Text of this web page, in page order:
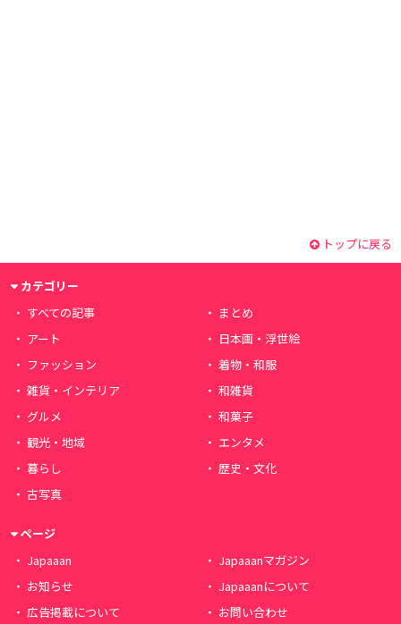
トップに戻る
カテゴリー
すべての記事
まとめ
アート
日本画・浮世絵
ファッション
着物・和服
雑貨・インテリア
和雑貨
グルメ
和菓子
観光・地域
エンタメ
暮らし
歴史・文化
古写真
ページ
Japaaan
Japaaanマガジン
お知らせ
Japaaanについて
広告掲載について
お問い合わせ